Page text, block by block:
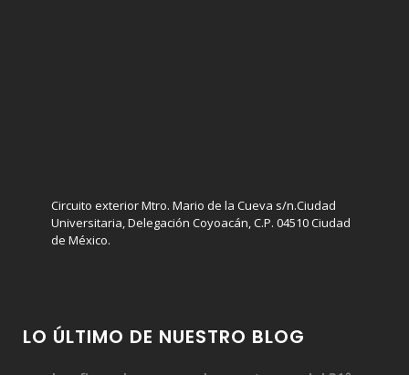
Circuito exterior Mtro. Mario de la Cueva s/n.Ciudad
Universitaria, Delegación Coyoacán, C.P. 04510 Ciudad
de México.
LO ÚLTIMO DE NUESTRO BLOG